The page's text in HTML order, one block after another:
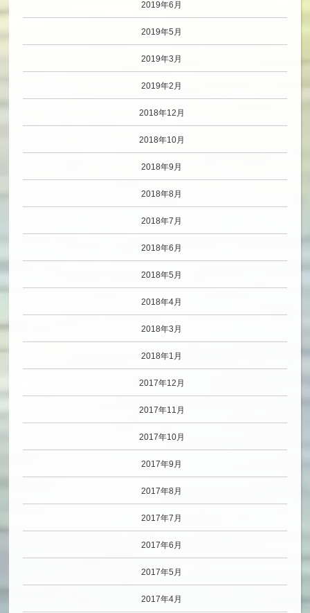
2019年6月
2019年5月
2019年3月
2019年2月
2018年12月
2018年10月
2018年9月
2018年8月
2018年7月
2018年6月
2018年5月
2018年4月
2018年3月
2018年1月
2017年12月
2017年11月
2017年10月
2017年9月
2017年8月
2017年7月
2017年6月
2017年5月
2017年4月